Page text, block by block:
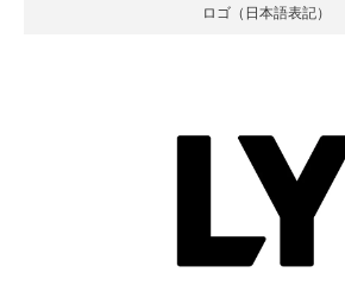
ロゴ（日本語表記）